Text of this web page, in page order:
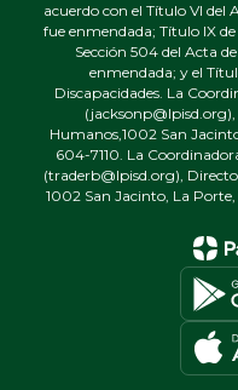
acuerdo con el Título VI del
fue enmendada; Título IX
Sección 504 del Acta
enmendada; y el
Discapacidades. La
Humanos,1002 San
604-7110. La
(traderb@lpisd.org),
1002 San Jacinto, La Porte,